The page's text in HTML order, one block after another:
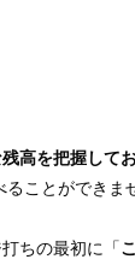
高を把握して
ことができま
ちの最初に「